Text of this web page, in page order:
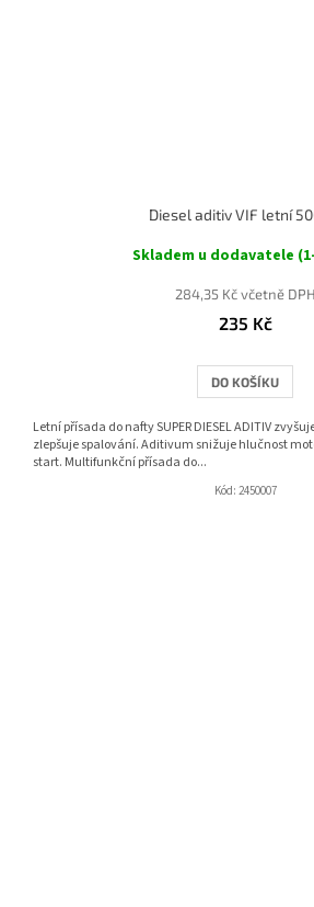
Diesel aditiv VIF letní
Skladem u dodavatele
284,35 Kč včetně DPH
235 Kč
DO KOŠÍKU
Letní přísada do nafty SUPER DIESEL ADITIV
zlepšuje spalování. Aditivum snižuje hlučnost
start. Multifunkční přísada do...
Kód: 2450007